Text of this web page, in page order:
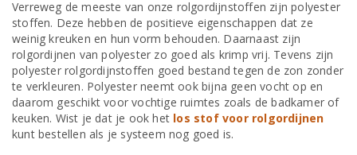
Verreweg de meeste van onze rolgordijnstoffen zijn polyester
stoffen. Deze hebben de positieve eigenschappen dat ze
weinig kreuken en hun vorm behouden. Daarnaast zijn
rolgordijnen van polyester zo goed als krimp vrij. Tevens zijn
polyester rolgordijnstoffen goed bestand tegen de zon zonder
te verkleuren. Polyester neemt ook bijna geen vocht op en
daarom geschikt voor vochtige ruimtes zoals de badkamer of
keuken. Wist je dat je ook het los stof voor rolgordijnen
kunt bestellen als je systeem nog goed is.